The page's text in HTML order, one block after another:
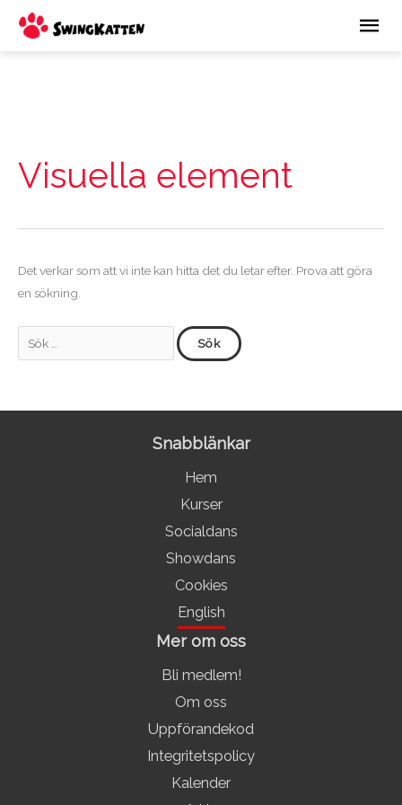
Hoppa
Visuella element
Det verkar som att vi inte kan hitta det du letar efter. Prova att göra
en sökning.
Snabblänkar
Hem
Kurser
Socialdans
Showdans
Cookies
English
Mer om oss
Bli medlem!
Om oss
Uppförandekod
Integritetspolicy
Kalender